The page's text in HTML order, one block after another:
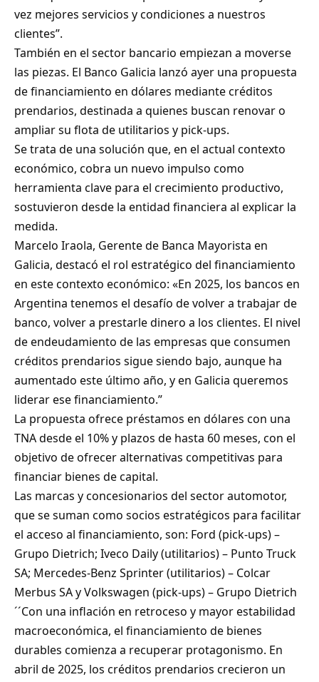
vez mejores servicios y condiciones a nuestros
clientes”.
También en el sector bancario empiezan a moverse
las piezas. El Banco Galicia lanzó ayer una propuesta
de financiamiento en dólares mediante créditos
prendarios, destinada a quienes buscan renovar o
ampliar su flota de utilitarios y pick-ups.
Se trata de una solución que, en el actual contexto
económico, cobra un nuevo impulso como
herramienta clave para el crecimiento productivo,
sostuvieron desde la entidad financiera al explicar la
medida.
Marcelo Iraola, Gerente de Banca Mayorista en
Galicia, destacó el rol estratégico del financiamiento
en este contexto económico: «En 2025, los bancos en
Argentina tenemos el desafío de volver a trabajar de
banco, volver a prestarle dinero a los clientes. El nivel
de endeudamiento de las empresas que consumen
créditos prendarios sigue siendo bajo, aunque ha
aumentado este último año, y en Galicia queremos
liderar ese financiamiento.”
La propuesta ofrece préstamos en dólares con una
TNA desde el 10% y plazos de hasta 60 meses, con el
objetivo de ofrecer alternativas competitivas para
financiar bienes de capital.
Las marcas y concesionarios del sector automotor,
que se suman como socios estratégicos para facilitar
el acceso al financiamiento, son: Ford (pick-ups) –
Grupo Dietrich; Iveco Daily (utilitarios) – Punto Truck
SA; Mercedes-Benz Sprinter (utilitarios) – Colcar
Merbus SA y Volkswagen (pick-ups) – Grupo Dietrich
´´Con una inflación en retroceso y mayor estabilidad
macroeconómica, el financiamiento de bienes
durables comienza a recuperar protagonismo. En
abril de 2025, los créditos prendarios crecieron un